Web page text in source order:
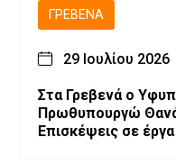
ΓΡΕΒΕΝΆ
29 Ιουλίου 2026
Στα Γρεβενά ο
Πρωθυπουργώ
Επισκέψεις σε